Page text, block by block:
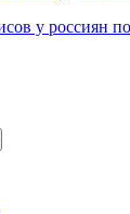
у россиян